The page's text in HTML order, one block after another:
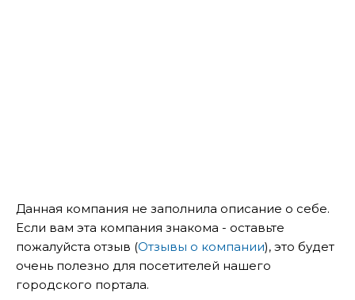
Данная компания не заполнила описание о себе.
Если вам эта компания знакома - оставьте
пожалуйста отзыв (Отзывы о компании), это будет
очень полезно для посетителей нашего
городского портала.